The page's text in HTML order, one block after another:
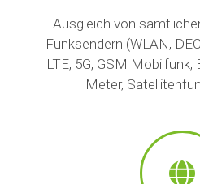
Ausgleich von
Funksendern (WLAN,
LTE, 5G, GSM
Meter,